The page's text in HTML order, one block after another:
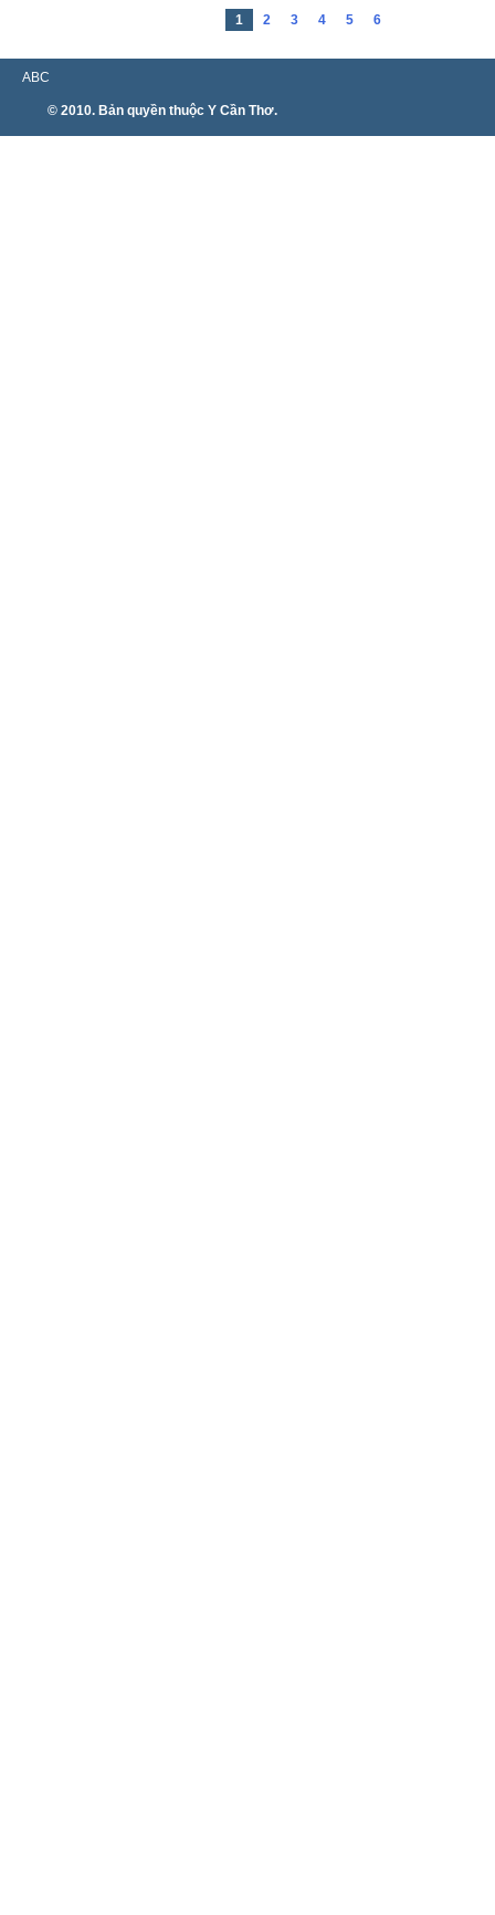
1 2 3 4 5 6
ABC
© 2010. Bản quyền thuộc Y Cần Thơ.